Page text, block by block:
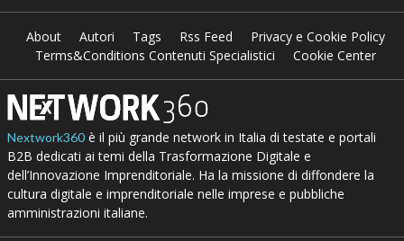
About Autori Tags Rss Feed
Privacy e Cookie Policy
Terms&Conditions Contenuti Specialistici
Cookie Center
Nextwork360è il più grande network in Italia di testate e portali
B2B dedicati ai temi della Trasformazione Digitale e
dell’Innovazione Imprenditoriale. Ha la missione di diffondere la
cultura digitale e imprenditoriale nelle imprese e pubbliche
amministrazioni italiane.